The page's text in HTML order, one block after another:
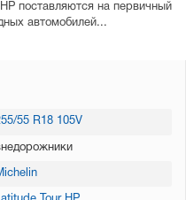
поставляются на первичный
автомобилей...
55 R18 105V